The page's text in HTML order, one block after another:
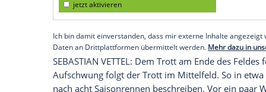
BullsGegner hat sich so ein bisschen
am Sonntag keinen Hehl daraus, dass
würde, mindestens so viele, wieRed Bull
strategische Ausrichtung beiMercedes
Motor alles anders wird, fokussieren